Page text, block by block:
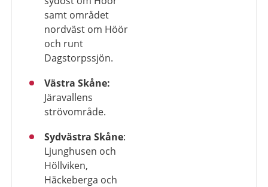
samt området
nordväst om Höör
och runt
Dagstorpssjön.
Västra Skåne:
Järavallens
strövområde.
Sydvästra Skåne:
Ljunghusen och
Höllviken,
Häckeberga och